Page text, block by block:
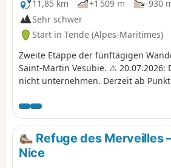
oberen Gordolasque-Tals,
auf den Authion, den Mont Capelet
klarem Wetter bis zum Mittelmeer
majestätischen Eingang zum als
klassifizierten Vallée des Merveilles
Tierwelt: Gämsen, Steinböcke,
11,85 km
+1 509 m -930
Sehr schwer
Start in Tende (Alpes-Maritimes)
Zweite Etappe der fünftägigen
Saint-Martin Vesubie. ⚠️ 20.07.2026:
nicht unternehmen. Derzeit ab
Wird derzeit überarbeitet.
Refuge des Merveilles
Nice